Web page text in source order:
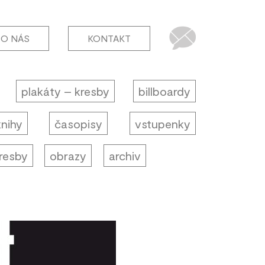
O NÁS KONTAKT
plakáty – kresby billboardy
časopisy vstupenky
obrazy archiv